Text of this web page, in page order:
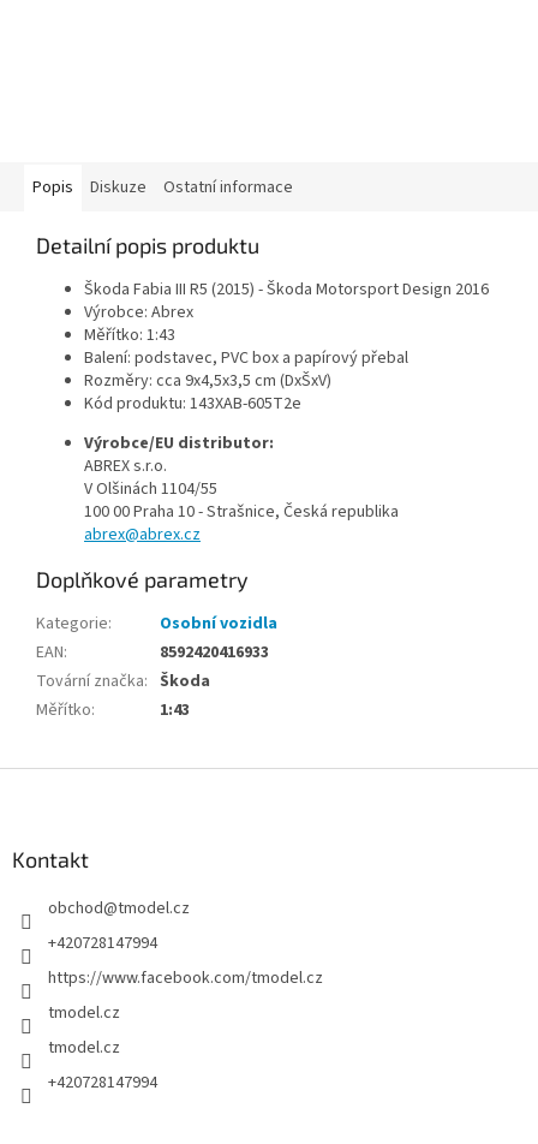
Popis Diskuze Ostatní informace
Detailní popis produktu
Škoda Fabia III R5 (2015) - Škoda Motorsport Design 2016
Výrobce: Abrex
Měřítko: 1:43
Balení: podstavec, PVC box a papírový přebal
Rozměry: cca 9x4,5x3,5 cm (DxŠxV)
Kód produktu: 143XAB-605T2e
Výrobce/EU distributor:
ABREX s.r.o.
V Olšinách 1104/55
100 00 Praha 10 - Strašnice, Česká republika
abrex@abrex.cz
Doplňkové parametry
Kategorie:
Osobní vozidla
EAN:
8592420416933
Tovární značka: Škoda
Měřítko: 1:43
Kontakt
obchod@tmodel.cz
+420728147994
https://www.facebook.com/tmodel.cz
tmodel.cz
tmodel.cz
+420728147994